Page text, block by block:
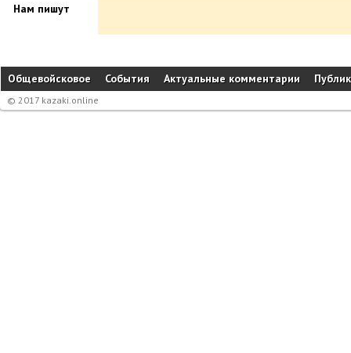
Нам пишут
Общевойсковое События Актуальные комментарии
© 2017 kazaki.online